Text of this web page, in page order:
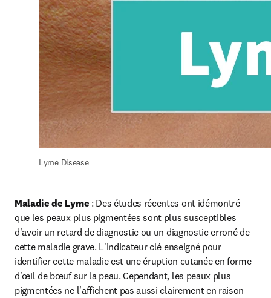
Lyme Disease
Maladie de Lyme : Des études récentes ont idémontré
que les peaux plus pigmentées sont plus susceptibles
d'avoir un retard de diagnostic ou un diagnostic erroné de
cette maladie grave. L'indicateur clé enseigné pour
identifier cette maladie est une éruption cutanée en forme
d'œil de bœuf sur la peau. Cependant, les peaux plus
pigmentées ne l'affichent pas aussi clairement en raison